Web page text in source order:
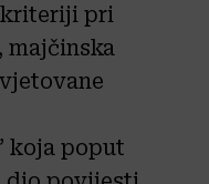
kriteriji pri
koja poput